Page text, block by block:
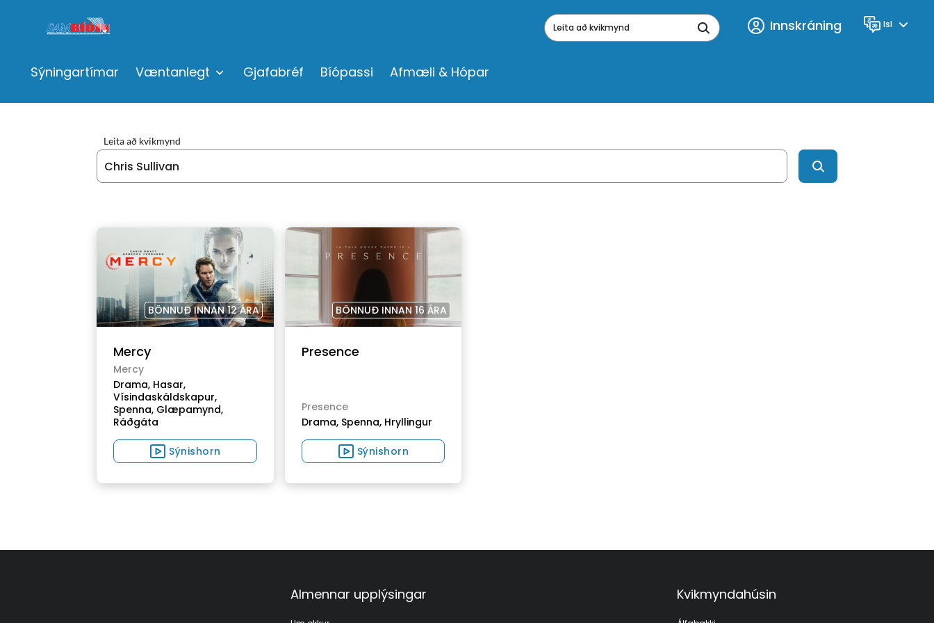
Sýningartímar Væntanlegt Gjafabréf Bíópassi Afmæli & Hópar
Leita að kvikmynd
Innskráning Tungumál
Isl
Leita að kvikmynd
BÖNNUÐ INNAN 12 ÁRA
Mercy
Mercy
Drama, Hasar,
Vísindaskáldskapur,
Spenna, Glæpamynd,
Ráðgáta
Sýnishorn
BÖNNUÐ INNAN 16 ÁRA
Presence
Presence
Drama, Spenna, Hryllingur
Sýnishorn
Almennar upplýsingar Kvikmyndahúsin